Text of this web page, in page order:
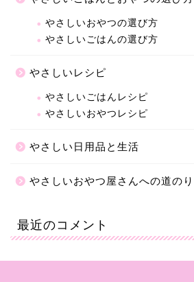
やさしいおやつの選び方
やさしいごはんの選び方
やさしいレシピ
やさしいごはんレシピ
やさしいおやつレシピ
やさしい日用品と生活
やさしいおやつ屋さんへの道のり
最近のコメント